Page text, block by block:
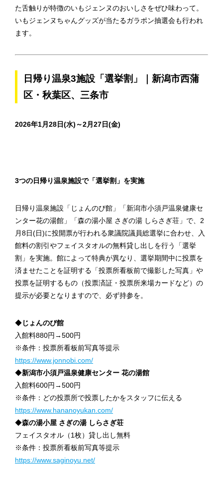
た舌触りが特徴のいもジェンヌのおいしさをぜひ味わって。
いもジェンヌちゃんグッズが当たるガラポン抽選会も行われ
ます。
日帰り温泉3施設「選挙割」｜新潟市西蒲
区・秋葉区、三条市
2026年1月28日(水)～2月27日(金)
3つの日帰り温泉施設で「選挙割」を実施
日帰り温泉施設「じょんのび館」「新潟市小須戸温泉健康セ
ンター花の湯館」「森の湯小屋 さぎの湯 しらさぎ荘」で、2
月8日(日)に投開票が行われる衆議院議員総選挙に合わせ、入
館料の割引やフェイスタオルの無料貸し出しを行う「選挙
割」を実施。館によって特典が異なり、選挙期間中に投票を
済ませたことを証明する「投票所看板前で撮影した写真」や
投票を証明するもの（投票済証・投票所来場カードなど）の
提示が必要となりますので、必ず持参を。
◆じょんのび館
入館料880円→500円
※条件：投票所看板前写真等提示
https://www.jonnobi.com/
◆新潟市小須戸温泉健康センター 花の湯館
入館料600円→500円
※条件：どの投票所で投票したかをスタッフに伝える
https://www.hananoyukan.com/
◆森の湯小屋 さぎの湯 しらさぎ荘
フェイスタオル（1枚）貸し出し無料
※条件：投票所看板前写真等提示
https://www.saginoyu.net/